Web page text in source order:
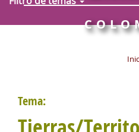
Tema: